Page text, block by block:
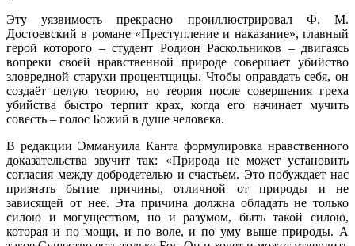
Эту уязвимость прекрасно проиллюстрировал Ф. М.
Достоевский в романе «Преступление и наказание», главный
герой которого – студент Родион Раскольников – двигаясь
вопреки своей нравственной природе совершает убийство
зловредной старухи процентщицы. Чтобы оправдать себя, он
создаёт целую теорию, но теория после совершения греха
убийства быстро терпит крах, когда его начинает мучить
совесть – голос Божий в душе человека.
В редакции Эммануила Канта формулировка нравственного
доказательства звучит так: «Природа не может установить
согласия между добродетелью и счастьем. Это побуждает нас
признать бытие причины, отличной от природы и не
зависящей от нее. Эта причина должна обладать не только
силою и могуществом, но и разумом, быть такой силою,
которая и по мощи, и по воле, и по уму выше природы. А